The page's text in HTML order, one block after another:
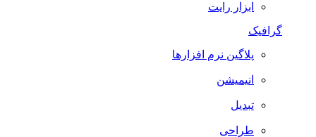
ابزار رایت
گرافیک
پلاگین نرم افزارها
انیمیشن
تبدیل
طراحی